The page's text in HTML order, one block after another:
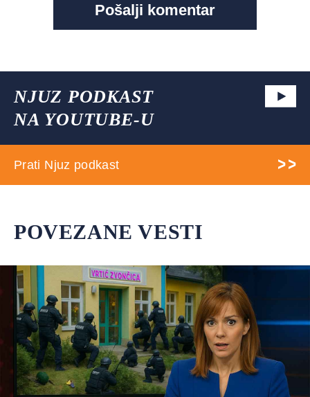
NJUZ PODKAST
NA YOUTUBE-U
Prati Njuz podkast
POVEZANE VESTI